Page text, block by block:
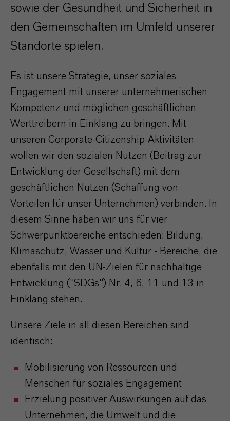
sowie der Gesundheit und Sicherheit in
den Gemeinschaften im Umfeld unserer
Standorte spielen.
Es ist unsere Strategie, unser soziales
Engagement mit unserer unternehmerischen
Kompetenz und möglichen geschäftlichen
Werttreibern in Einklang zu bringen. Mit
unseren Corporate-Citizenship-Aktivitäten
wollen wir den sozialen Nutzen (Beitrag zur
Entwicklung der Gesellschaft) mit dem
geschäftlichen Nutzen (Schaffung von
Vorteilen für unser Unternehmen) verbinden. In
diesem Sinne haben wir uns für vier
Schwerpunktbereiche entschieden: Bildung,
Klimaschutz, Wasser und Kultur - Bereiche, die
ebenfalls mit den UN-Zielen für nachhaltige
Entwicklung ("SDGs") Nr. 4, 6, 11 und 13 in
Einklang stehen.
Unsere Ziele in all diesen Bereichen sind
identisch:
Mobilisierung von Ressourcen und
Menschen für soziales Engagement
Erzielung positiver Auswirkungen auf das
Unternehmen, die Umwelt und die